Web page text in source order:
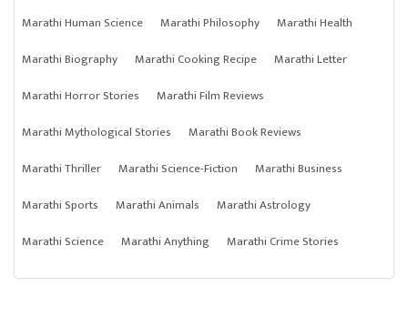
Marathi Human Science
Marathi Philosophy
Marathi Health
Marathi Biography
Marathi Cooking Recipe
Marathi Letter
Marathi Horror Stories
Marathi Film Reviews
Marathi Mythological Stories
Marathi Book Reviews
Marathi Thriller
Marathi Science-Fiction
Marathi Business
Marathi Sports
Marathi Animals
Marathi Astrology
Marathi Science
Marathi Anything Marathi Crime Stories